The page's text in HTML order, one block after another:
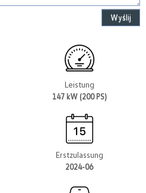
Wyślij
Leistung
147 kW (200 PS)
Erstzulassung
2024-06